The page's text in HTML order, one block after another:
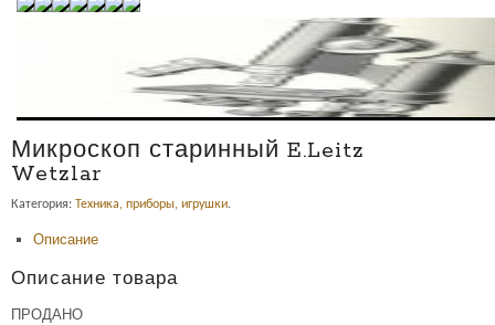
Микроскоп старинный E.Leitz
Wetzlar
Категория: Техника, приборы, игрушки.
Описание
Описание товара
ПРОДАНО